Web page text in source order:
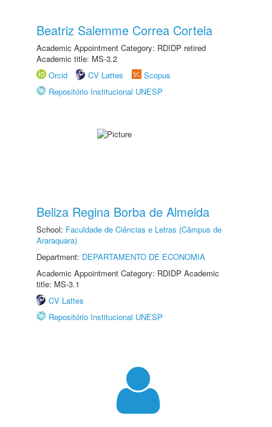
Beatriz Salemme Correa Cortela
Academic Appointment Category: RDIDP retired
Academic title: MS-3.2
Orcid
CV Lattes
Scopus
Repositório Institucional UNESP
Beliza Regina Borba de Almeida
School: Faculdade de Ciências e Letras (Câmpus de
Araraquara)
Department: DEPARTAMENTO DE ECONOMIA
Academic Appointment Category: RDIDP Academic
title: MS-3.1
CV Lattes
Repositório Institucional UNESP